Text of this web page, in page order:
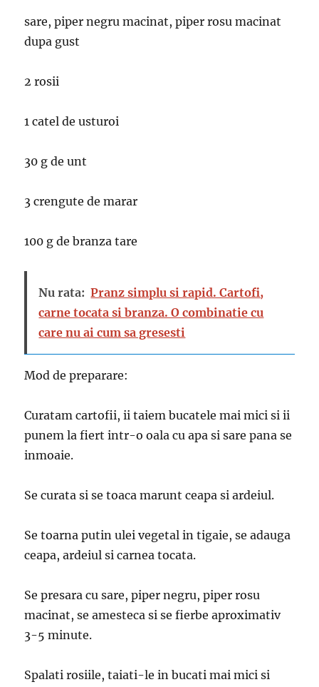
sare, piper negru macinat, piper rosu macinat
dupa gust
2 rosii
1 catel de usturoi
30 g de unt
3 crengute de marar
100 g de branza tare
Nu rata: Pranz simplu si rapid. Cartofi,
carne tocata si branza. O combinatie cu
care nu ai cum sa gresesti
Mod de preparare:
Curatam cartofii, ii taiem bucatele mai mici si ii
punem la fiert intr-o oala cu apa si sare pana se
inmoaie.
Se curata si se toaca marunt ceapa si ardeiul.
Se toarna putin ulei vegetal in tigaie, se adauga
ceapa, ardeiul si carnea tocata.
Se presara cu sare, piper negru, piper rosu
macinat, se amesteca si se fierbe aproximativ
3-5 minute.
Spalati rosiile, taiati-le in bucati mai mici si